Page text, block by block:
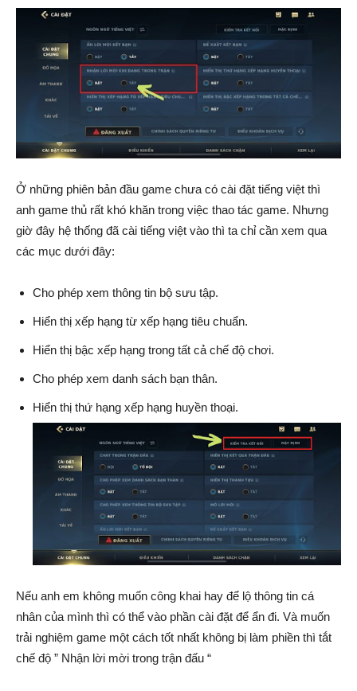
Ở những phiên bản đầu game chưa có cài đặt tiếng việt thì
anh game thủ rất khó khăn trong việc thao tác game. Nhưng
giờ đây hệ thống đã cài tiếng việt vào thì ta chỉ cần xem qua
các mục dưới đây:
Cho phép xem thông tin bộ sưu tập.
Hiển thị xếp hạng từ xếp hạng tiêu chuẩn.
Hiển thị bậc xếp hạng trong tất cả chế độ chơi.
Cho phép xem danh sách bạn thân.
Hiển thị thứ hạng xếp hạng huyền thoại.
Nếu anh em không muốn công khai hay để lộ thông tin cá
nhân của mình thì có thể vào phần cài đặt để ẩn đi. Và muốn
trải nghiệm game một cách tốt nhất không bị làm phiền thì tắt
chế độ ” Nhận lời mời trong trận đấu “